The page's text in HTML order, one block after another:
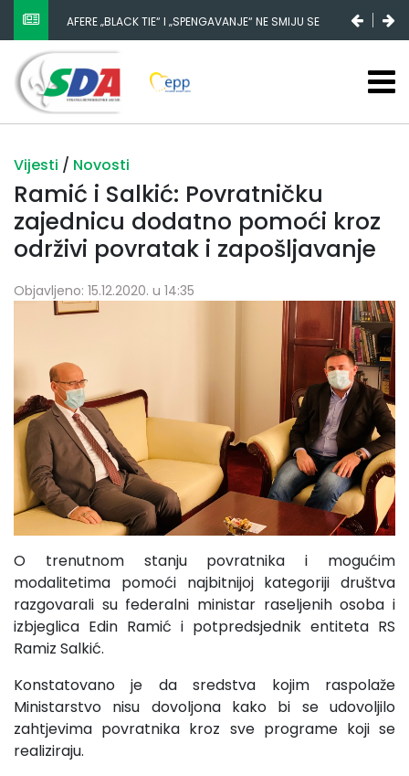
AFERE „BLACK TIE“ I „SPENGAVANJE“ NE SMIJU SE
ZATAŠKATI
Vijesti / Novosti
Ramić i Salkić: Povratničku
zajednicu dodatno pomoći kroz
održivi povratak i zapošljavanje
Objavljeno: 15.12.2020. u 14:35
O trenutnom stanju povratnika i mogućim
modalitetima pomoći najbitnijoj kategoriji društva
razgovarali su federalni ministar raseljenih osoba i
izbjeglica Edin Ramić i potpredsjednik entiteta RS
Ramiz Salkić.
Konstatovano je da sredstva kojim raspolaže
Ministarstvo nisu dovoljona kako bi se udovoljilo
zahtjevima povratnika kroz sve programe koji se
realiziraju.